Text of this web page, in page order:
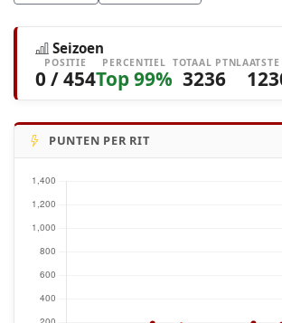
Seizoen
POSITIE
0 / 454
PERCENTIEL
Top 99%
TOTAAL PTN
3236
PUNTEN PER RIT